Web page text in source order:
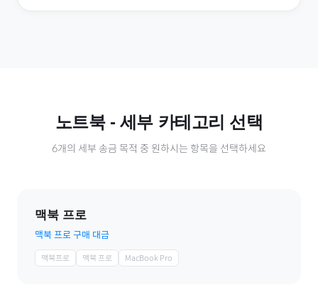
노트북- 세부 카테고리 선택
6개의 세부 송금 목적 중 원하시는 항목을 선택하세요
맥북 프로
맥북 프로 구매 대금
맥북프로 맥북 프로 MacBook Pro